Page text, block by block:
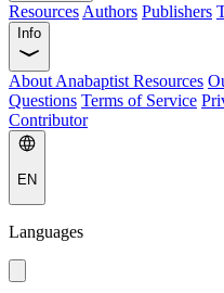
Resources Authors Publishers
Info
About Anabaptist Resources
Questions Terms of Service
Contributor
EN
Languages